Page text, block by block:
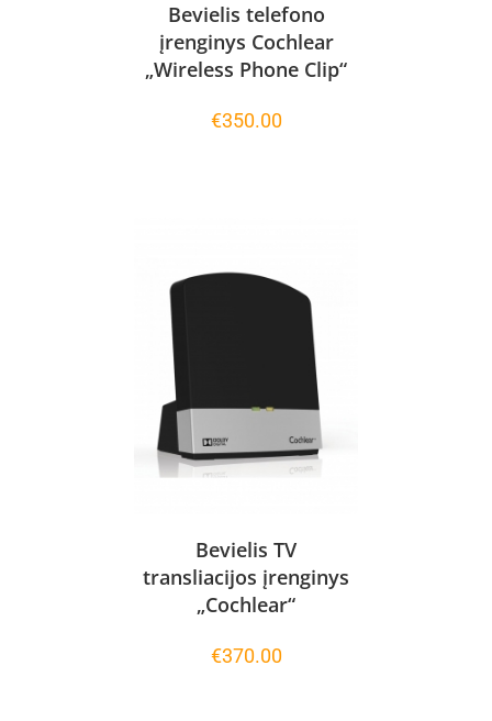
Bevielis telefono
įrenginys Cochlear
„Wireless Phone Clip“
€350.00
Bevielis TV
transliacijos įrenginys
„Cochlear“
€370.00